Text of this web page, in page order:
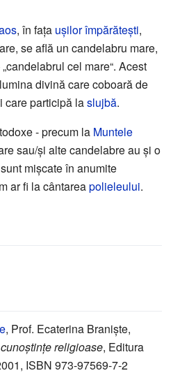
, în fața ușilor împărătești,
se află un candelabru mare,
cel mare“. Acest
divină care coboară de
care participă laslujbă.
- precum la Muntele
sau/și alte candelabre au și o
mișcate în anumite
ar fi la cântareapolieleului.
, Prof. Ecaterina Braniște,
religioase, Editura
ISBN 973-97569-7-2